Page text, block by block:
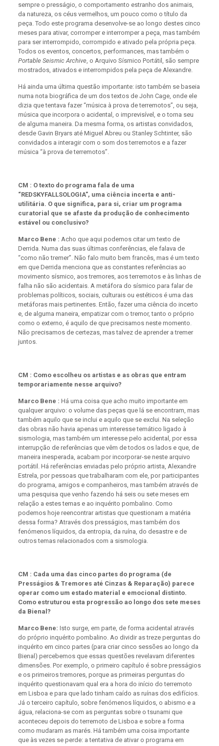
sempre o presságio, o comportamento estranho dos animais,
da natureza, os céus vermelhos, um pouco como o título da
peça. Todo este programa desenvolve-se ao longo destes cinco
meses para ativar, corromper e interromper a peça, mas também
para ser interrompido, corrompido e ativado pela própria peça.
Todos os eventos, concertos, performances, mas também o
Portable Seismic Archive, o Arquivo Sísmico Portátil, são sempre
mostrados, ativados e interrompidos pela peça de Alexandre.
Há ainda uma última questão importante: isto também se baseia
numa nota biográfica de um dos textos de John Cage, onde ele
dizia que tentava fazer “música à prova de terremotos”, ou seja,
música que incorpora o acidental, o imprevisível, e o torna seu
de alguma maneira. Da mesma forma, os artistas convidados,
desde Gavin Bryars até Miguel Abreu ou Stanley Schtinter, são
convidados a interagir com o som dos terremotos e a fazer
música “à prova de terremotos”.
CM : O texto do programa fala de uma
“REDSKYFALLSOLOGIA”, uma ciência incerta e anti-
utilitária. O que significa, para si, criar um programa
curatorial que se afaste da produção de conhecimento
estável ou conclusivo?
Marco Bene : Acho que aqui podemos citar um texto de
Derrida. Numa das suas últimas conferências, ele falava de
“como não tremer”. Não falo muito bem francês, mas é um texto
em que Derrida menciona que as constantes referências ao
movimento sísmico, aos tremores, aos terremotos e às linhas de
falha não são acidentais. A metáfora do sísmico para falar de
problemas políticos, sociais, culturais ou estéticos é uma das
metáforas mais pertinentes. Então, fazer uma ciência do incerto
e, de alguma maneira, empatizar com o tremor, tanto o próprio
como o externo, é aquilo de que precisamos neste momento.
Não precisamos de certezas, mas talvez de aprender a tremer
juntos.
CM : Como escolheu os artistas e as obras que entram
temporariamente nesse arquivo?
Marco Bene : Há uma coisa que acho muito importante em
qualquer arquivo: o volume das peças que lá se encontram, mas
também aquilo que se inclui e aquilo que se exclui. Na seleção
das obras não havia apenas um interesse temático ligado à
sismologia, mas também um interesse pelo acidental, por essa
interrupção de referências que vêm de todos os lados e que, de
maneira inesperada, acabam por incorporar-se neste arquivo
portátil. Há referências enviadas pelo próprio artista, Alexandre
Estrela, por pessoas que trabalharam com ele, por participantes
do programa, amigos e companheiros, mas também através de
uma pesquisa que venho fazendo há seis ou sete meses em
relação a estes temas e ao inquérito pombalino. Como
podemos hoje reencontrar artistas que questionam a matéria
dessa forma? Através dos presságios, mas também dos
fenómenos líquidos, da entropia, da ruína, do desastre e de
outros temas relacionados com a sismologia.
CM : Cada uma das cinco partes do programa (de
Presságios & Tremores até Cinzas & Reparação) parece
operar como um estado material e emocional distinto.
Como estruturou esta progressão ao longo dos sete meses
da Bienal?
Marco Bene: Isto surge, em parte, de forma acidental através
do próprio inquérito pombalino. Ao dividir as treze perguntas do
inquérito em cinco partes (para criar cinco sessões ao longo da
Bienal) percebemos que essas questões revelavam diferentes
dimensões. Por exemplo, o primeiro capítulo é sobre presságios
e os primeiros tremores, porque as primeiras perguntas do
inquérito questionavam qual era a hora do início do terremoto
em Lisboa e para que lado tinham caído as ruínas dos edifícios.
Já o terceiro capítulo, sobre fenómenos líquidos, o abismo e a
água, relaciona-se com as perguntas sobre o tsunami que
aconteceu depois do terremoto de Lisboa e sobre a forma
como mudaram as marés. Há também uma coisa importante
que às vezes se perde: a tentativa de ativar o programa em